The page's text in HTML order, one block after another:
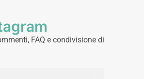
FAQ e condivisione di